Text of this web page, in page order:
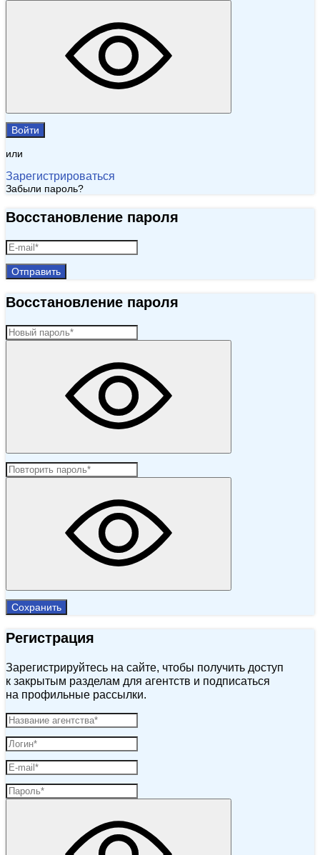
Войти
или
Зарегистрироваться
Забыли пароль?
Восстановление пароля
Отправить
Восстановление пароля
Сохранить
Регистрация
Зарегистрируйтесь на сайте, чтобы получить доступ
к закрытым разделам для агентств и подписаться
на профильные рассылки.